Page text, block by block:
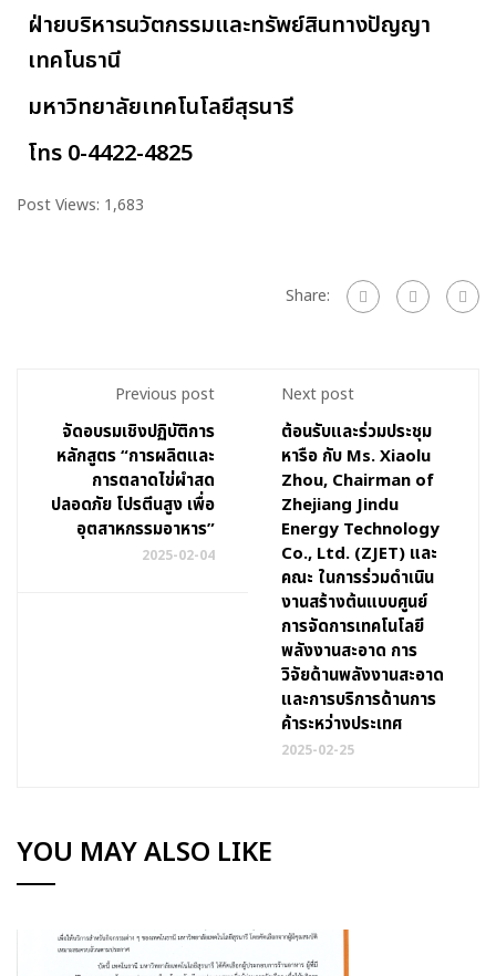
ฝ่ายบริหารนวัตกรรมและทรัพย์สินทางปัญญา
เทคโนธานี
มหาวิทยาลัยเทคโนโลยีสุรนารี
โทร 0-4422-4825
Post Views: 1,683
Share:
Previous post
จัดอบรมเชิงปฏิบัติการ
หลักสูตร “การผลิตและ
การตลาดไข่ผำสด
ปลอดภัย โปรตีนสูง เพื่อ
อุตสาหกรรมอาหาร”
2025-02-04
Next post
ต้อนรับและร่วมประชุม
หารือ กับ Ms. Xiaolu
Zhou, Chairman of
Zhejiang Jindu
Energy Technology
Co., Ltd. (ZJET) และ
คณะ ในการร่วมดำเนิน
งานสร้างต้นแบบศูนย์
การจัดการเทคโนโลยี
พลังงานสะอาด การ
วิจัยด้านพลังงานสะอาด
และการบริการด้านการ
ค้าระหว่างประเทศ
2025-02-25
YOU MAY ALSO LIKE